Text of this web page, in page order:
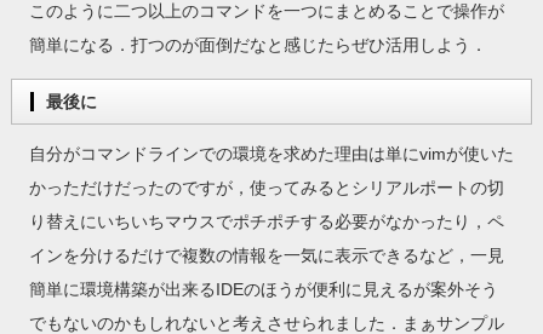
このように二つ以上のコマンドを一つにまとめることで操作が
簡単になる．打つのが面倒だなと感じたらぜひ活用しよう．
最後に
自分がコマンドラインでの環境を求めた理由は単にvimが使いた
かっただけだったのですが，使ってみるとシリアルポートの切
り替えにいちいちマウスでポチポチする必要がなかったり，ペ
インを分けるだけで複数の情報を一気に表示できるなど，一見
簡単に環境構築が出来るIDEのほうが便利に見えるが案外そう
でもないのかもしれないと考えさせられました．まぁサンプル